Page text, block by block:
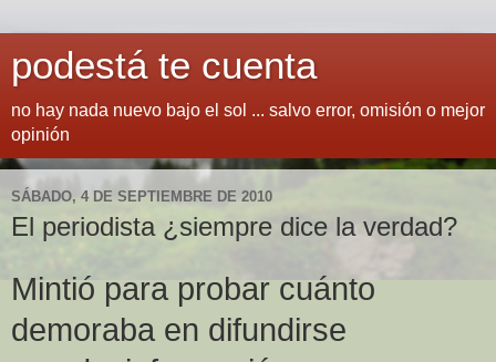
podestá te cuenta
no hay nada nuevo bajo el sol ... salvo error, omisión o mejor
opinión
SÁBADO, 4 DE SEPTIEMBRE DE 2010
El periodista ¿siempre dice la verdad?
Mintió para probar cuánto
demoraba en difundirse